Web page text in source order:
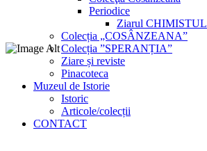
Periodice
Ziarul CHIMISTUL
Colecția „COSÂNZEANA”
Colecția ”SPERANȚIA”
Ziare și reviste
Pinacoteca
Muzeul de Istorie
Istoric
Articole/colecții
CONTACT